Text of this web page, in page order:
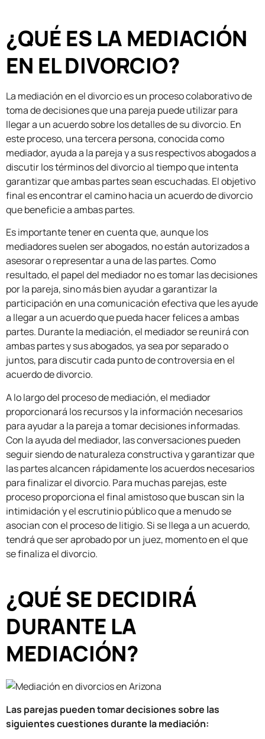
¿QUÉ ES LA MEDIACIÓN
EN EL DIVORCIO?
La mediación en el divorcio es un proceso colaborativo de
toma de decisiones que una pareja puede utilizar para
llegar a un acuerdo sobre los detalles de su divorcio. En
este proceso, una tercera persona, conocida como
mediador, ayuda a la pareja y a sus respectivos abogados a
discutir los términos del divorcio al tiempo que intenta
garantizar que ambas partes sean escuchadas. El objetivo
final es encontrar el camino hacia un acuerdo de divorcio
que beneficie a ambas partes.
Es importante tener en cuenta que, aunque los
mediadores suelen ser abogados, no están autorizados a
asesorar o representar a una de las partes. Como
resultado, el papel del mediador no es tomar las decisiones
por la pareja, sino más bien ayudar a garantizar la
participación en una comunicación efectiva que les ayude
a llegar a un acuerdo que pueda hacer felices a ambas
partes. Durante la mediación, el mediador se reunirá con
ambas partes y sus abogados, ya sea por separado o
juntos, para discutir cada punto de controversia en el
acuerdo de divorcio.
A lo largo del proceso de mediación, el mediador
proporcionará los recursos y la información necesarios
para ayudar a la pareja a tomar decisiones informadas.
Con la ayuda del mediador, las conversaciones pueden
seguir siendo de naturaleza constructiva y garantizar que
las partes alcancen rápidamente los acuerdos necesarios
para finalizar el divorcio. Para muchas parejas, este
proceso proporciona el final amistoso que buscan sin la
intimidación y el escrutinio público que a menudo se
asocian con el proceso de litigio. Si se llega a un acuerdo,
tendrá que ser aprobado por un juez, momento en el que
se finaliza el divorcio.
¿QUÉ SE DECIDIRÁ
DURANTE LA
MEDIACIÓN?
Las parejas pueden tomar decisiones sobre las
siguientes cuestiones durante la mediación: